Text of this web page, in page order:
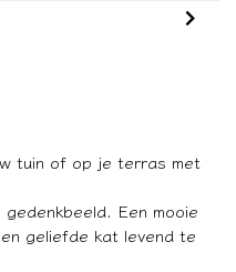
tuin of op je terras met
Een mooie
geliefde kat levend te